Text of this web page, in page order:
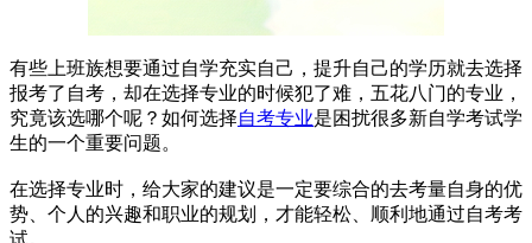
有些上班族想要通过自学充实自己，提升自己的学历就去选择
报考了自考，却在选择专业的时候犯了难，五花八门的专业，
究竟该选哪个呢？如何选择自考专业是困扰很多新自学考试学
生的一个重要问题。
在选择专业时，给大家的建议是一定要综合的去考量自身的优
势、个人的兴趣和职业的规划，才能轻松、顺利地通过自考考
试。